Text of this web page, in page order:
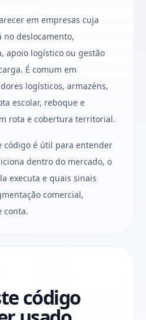
em empresas cuja
deslocamento,
apoio logístico ou gestão
É comum em
logísticos, armazéns,
escolar, reboque e
rota e cobertura territorial.
código é útil para entender
dentro do mercado, o
executa e quais sinais
comercial,
conta.
código